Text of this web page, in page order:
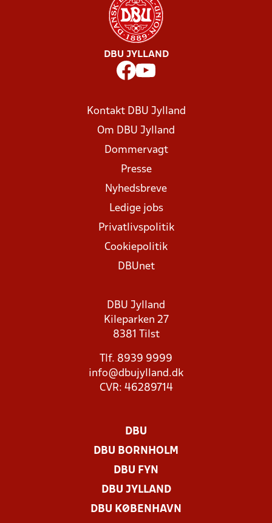
DBU JYLLAND
Kontakt DBU Jylland
Om DBU Jylland
Dommervagt
Presse
Nyhedsbreve
Ledige jobs
Privatlivspolitik
Cookiepolitik
DBUnet
DBU Jylland
Kileparken 27
8381 Tilst
Tlf. 8939 9999
info@dbujylland.dk
CVR: 46289714
DBU
DBU BORNHOLM
DBU FYN
DBU JYLLAND
DBU KØBENHAVN